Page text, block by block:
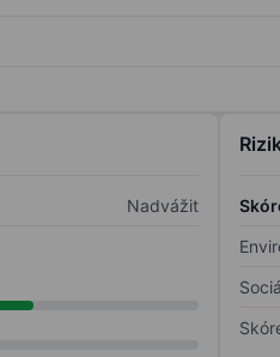
Nadvážit